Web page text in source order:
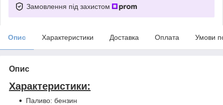
Замовлення під захистом
Опис Характеристики Доставка Оплата Умови
Опис
Характеристики:
Паливо: бензин